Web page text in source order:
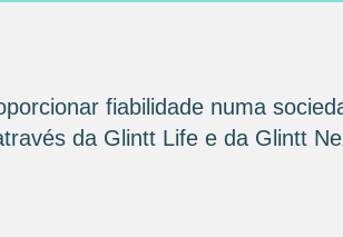
fiabilidade numa
da Glintt Life e da Glintt